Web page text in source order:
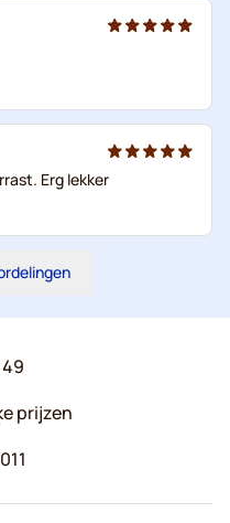
Erg lekker
prijzen